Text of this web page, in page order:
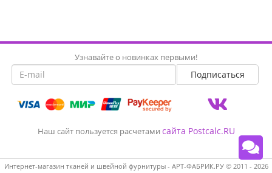
Узнавайте о новинках первыми!
Наш сайт пользуется расчетами сайта Postcalc.RU
Интернет-магазин тканей и швейной фурнитуры - АРТ-ФАБРИК.РУ © 2011 - 2026